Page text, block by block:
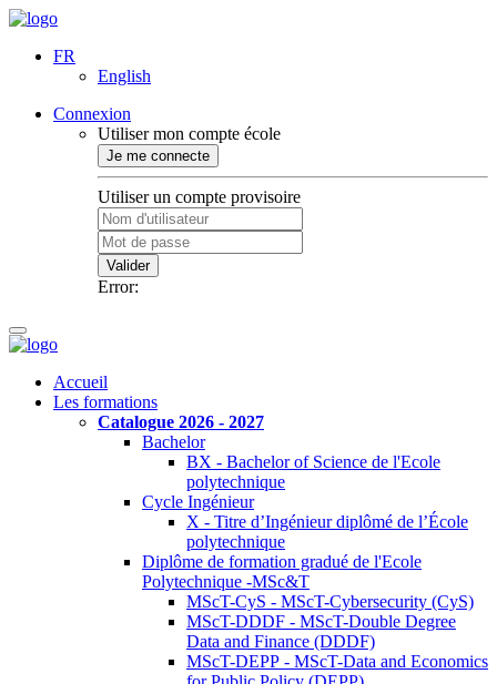
FR
English
Connexion
Utiliser mon compte école
Je me connecte
Utiliser un compte provisoire
Valider
Error:
Accueil
Les formations
Catalogue 2026 - 2027
Bachelor
BX - Bachelor of Science de l'Ecole
polytechnique
Cycle Ingénieur
X - Titre d’Ingénieur diplômé de l’École
polytechnique
Diplôme de formation gradué de l'Ecole
Polytechnique -MSc&T
MScT-CyS - MScT-Cybersecurity (CyS)
MScT-DDDF - MScT-Double Degree
Data and Finance (DDDF)
MScT-DEPP - MScT-Data and Economics